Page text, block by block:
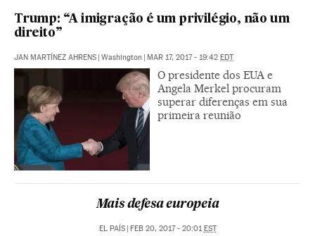
Trump: “A imigração é um privilégio, não um
direito”
JAN MARTÍNEZ AHRENS Washington MAR 17, 2017 - 19:42 EDT
O presidente dos EUA e
Angela Merkel procuram
superar diferenças em sua
primeira reunião
Mais defesa europeia
EL PAÍS FEB 20, 2017 - 20:01 EST